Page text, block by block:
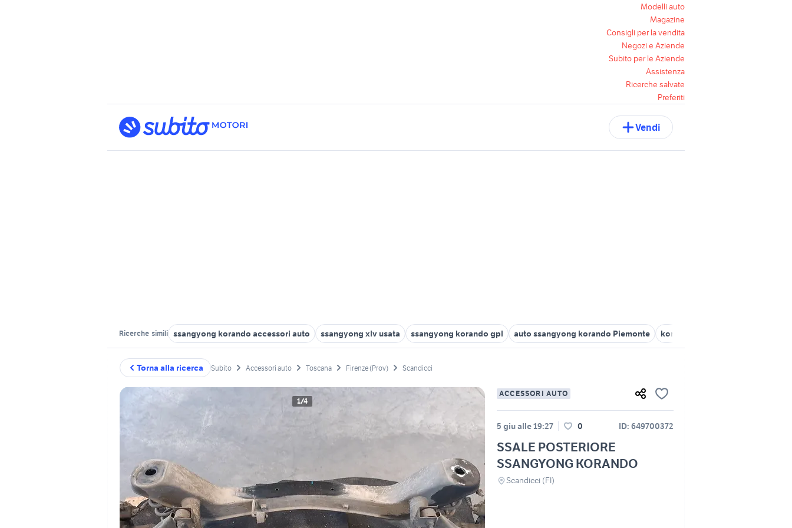
Modelli auto
Magazine
Consigli per la vendita
Negozi e Aziende
Subito per le Aziende
Assistenza
Ricerche salvate
Preferiti
Vendi
Ricerche simili ssangyong korando accessori auto ssangyong xlv usata ssangyong korando gpl auto ssangyong korando Piemonte korando 2020
Torna alla ricerca Subito Accessori auto Toscana Firenze (Prov) Scandicci
1/4
ACCESSORI AUTO
5 giu alle 19:27 0 ID: 649700372
SSALE POSTERIORE
SSANGYONG KORANDO
Scandicci (FI)